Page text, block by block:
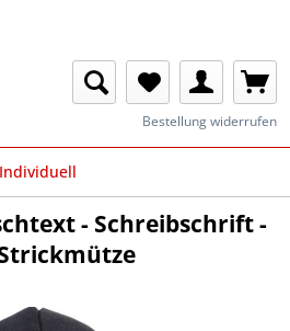
Bestellung widerrufen
- Schreibschrift -